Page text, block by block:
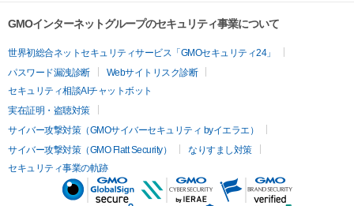
GMOインターネットグループのセキュリティ事業について
世界初総合ネットセキュリティサービス「GMOセキュリティ24」
パスワード漏洩診断
Webサイトリスク診断
セキュリティ相談AIチャットボット
実在証明・盗聴対策
サイバー攻撃対策（GMOサイバーセキュリティ byイエラエ）
サイバー攻撃対策（GMO Flatt Security）
なりすまし対策
セキュリティ事業の軌跡